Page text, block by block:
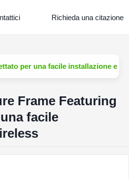
Richieda una citazione
per una facile installazione e
Frame Featuring
facile